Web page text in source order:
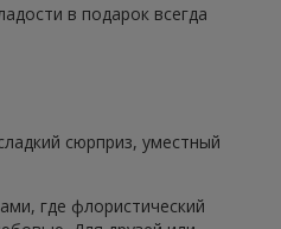
в подарок всегда
сюрприз, уместный
где флористический